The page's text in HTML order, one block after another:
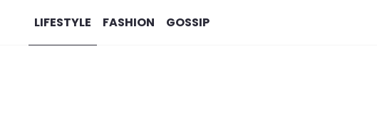
LIFESTYLE FASHION GOSSIP